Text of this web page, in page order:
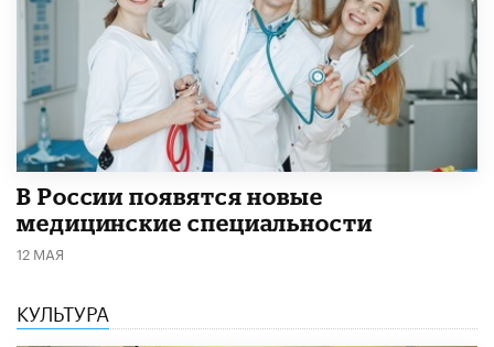
В России появятся новые
медицинские специальности
12 МАЯ
КУЛЬТУРА